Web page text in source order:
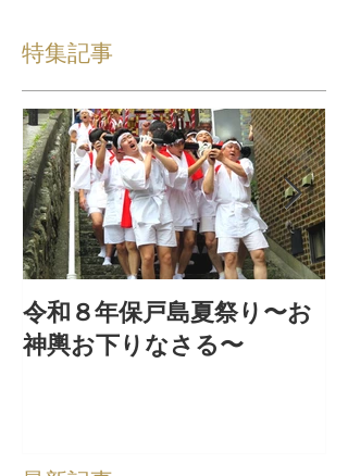
特集記事
令和８年保戸島夏祭り〜お
神輿お下りなさる〜